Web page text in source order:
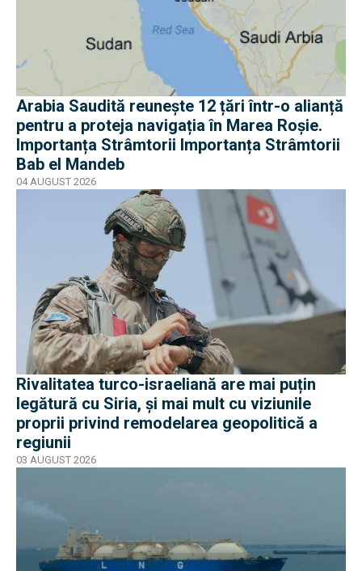
Arabia Saudită reunește 12 țări într-o alianță
pentru a proteja navigația în Marea Roșie.
Importanța Strâmtorii Importanța Strâmtorii
Bab el Mandeb
04 AUGUST 2026
Rivalitatea turco-israeliană are mai puțin
legătură cu Siria, și mai mult cu viziunile
proprii privind remodelarea geopolitică a
regiunii
03 AUGUST 2026